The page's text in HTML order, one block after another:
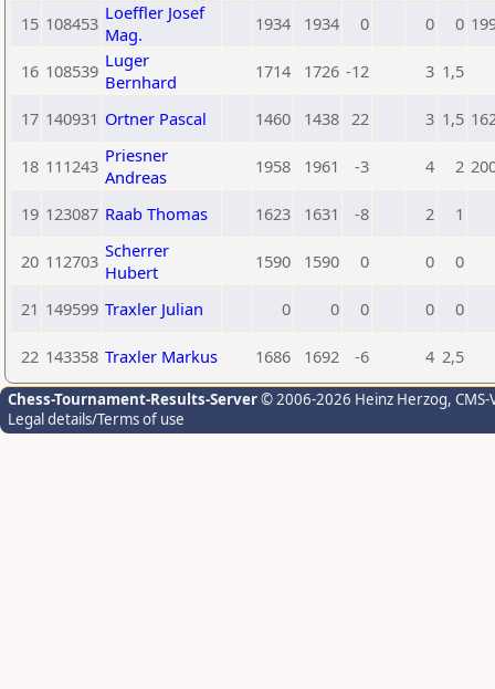
15 108453 Loeffler Josef
Mag.
1934 1934 0 0 0
16 108539 Luger
Bernhard
1714 1726 -12 3 1,5
17 140931 Ortner Pascal 1460 1438 22 3 1,5
18 111243 Priesner
Andreas
1958 1961 -3 4 2
19 123087 Raab Thomas 1623 1631 -8 2 1
20 112703 Scherrer
Hubert
1590 1590 0 0 0
21 149599 Traxler Julian 0 0 0 0 0
22 143358 Traxler Markus 1686 1692 -6 4 2,5
Chess-Tournament-Results-Server© 2006-2026 Heinz Herzog,
Legal details/Terms of use